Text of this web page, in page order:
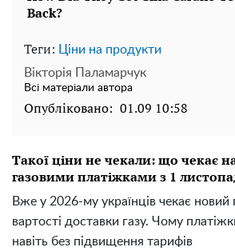
Теги:
Ціни на продукти
Вікторія Паламарчук
Всі матеріали автора
Опубліковано: 01.09 10:58
Такої ціни не чекали: що чекає на
газовими платіжками з 1
Вже у 2026-му українців чекає новий
вартості доставки газу. Чому
навіть без підвищення тарифів